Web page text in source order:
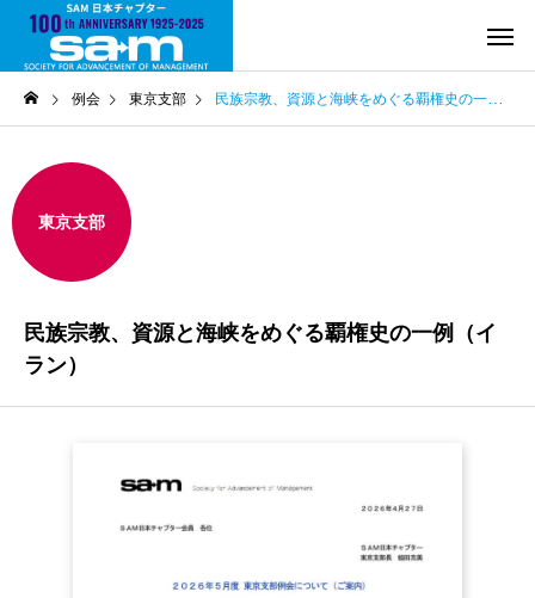
例会 東京支部 民族宗教、資源と海峡をめぐる覇権史の一例（イラン）
東京支部
民族宗教、資源と海峡をめぐる覇権史の一例（イ
ラン）